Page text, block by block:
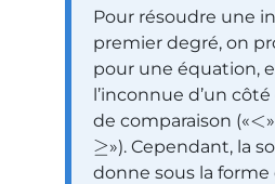
Pour résoudre une
premier degré, on
pour une équation,
l’inconnue d’un
de comparaison ( <
≥ ). Cependant, la
donne sous la forme